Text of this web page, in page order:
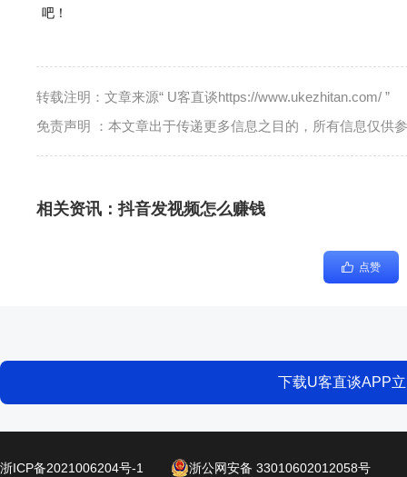
吧！
转载注明：文章来源“ U客直谈https://www.ukezhitan.com/ ”
免责声明 ：本文章出于传递更多信息之目的，所有信息仅供
相关资讯：抖音发视频怎么赚钱
点赞
下载U客直谈APP
浙ICP备2021006204号-1 浙公网安备 33010602012058号